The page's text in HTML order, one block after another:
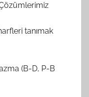
tanımak
(B-D, P-B